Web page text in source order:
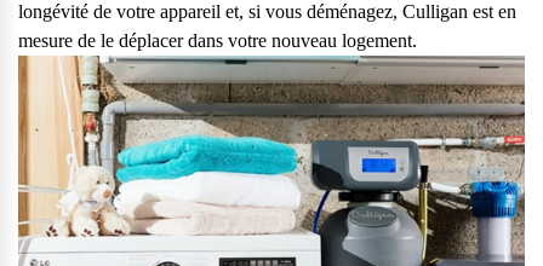
longévité de votre appareil et, si vous déménagez, Culligan est en
mesure de le déplacer dans votre nouveau logement.